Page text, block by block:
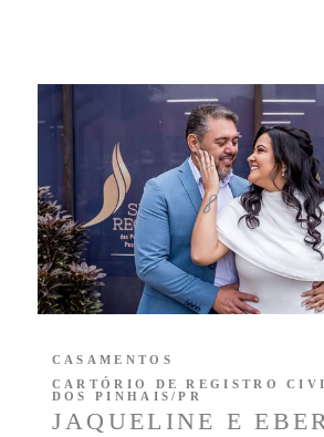
JAQUELINE E
CASAMENTOS
CARTÓRIO DE REGISTRO
DOS PINHAIS/PR